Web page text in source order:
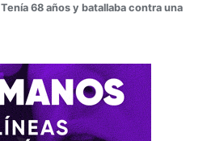
Tenía 68 años y batallaba contra una